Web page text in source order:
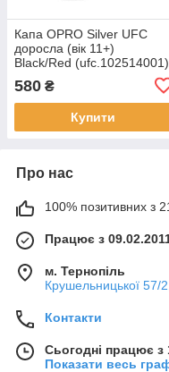
Капа OPRO Silver UFC
доросла (вік 11+)
Black/Red (ufc.102514001)
580 ₴
Купити
Про нас
100% позитивних з
Працює з
м. Тернопіль
Крушельницької 57/
Контакти
Сьогодні працює з
Показати весь